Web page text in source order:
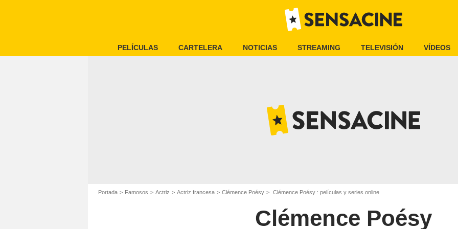
PELÍCULAS CARTELERA NOTICIAS STREAMING TELEVISIÓN VÍDEOS
Portada Famosos Actriz Actriz francesa Clémence Poésy Clémence Poésy : películas y series online
Clémence Poésy